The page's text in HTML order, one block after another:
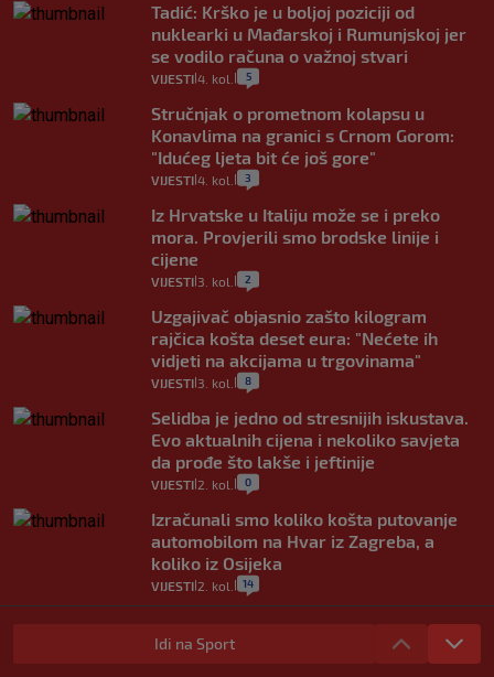
Tadić: Krško je u boljoj poziciji od
nuklearki u Mađarskoj i Rumunjskoj jer
se vodilo računa o važnoj stvari
VIJESTI 4. kol. 5
Stručnjak o prometnom kolapsu u
Konavlima na granici s Crnom Gorom:
"Idućeg ljeta bit će još gore"
VIJESTI 4. kol. 3
Iz Hrvatske u Italiju može se i preko
mora. Provjerili smo brodske linije i
cijene
VIJESTI 3. kol. 2
Uzgajivač objasnio zašto kilogram
rajčica košta deset eura: "Nećete ih
vidjeti na akcijama u trgovinama"
VIJESTI 3. kol. 8
Selidba je jedno od stresnijih iskustava.
Evo aktualnih cijena i nekoliko savjeta
da prođe što lakše i jeftinije
VIJESTI 2. kol. 0
Izračunali smo koliko košta putovanje
automobilom na Hvar iz Zagreba, a
koliko iz Osijeka
VIJESTI 2. kol. 14
"Kći je otišla na more, a zaboravila
zdravstvenu iskaznicu". Kakva su prava
pacijenata izvan mjesta prebivališta?
Idi na Sport